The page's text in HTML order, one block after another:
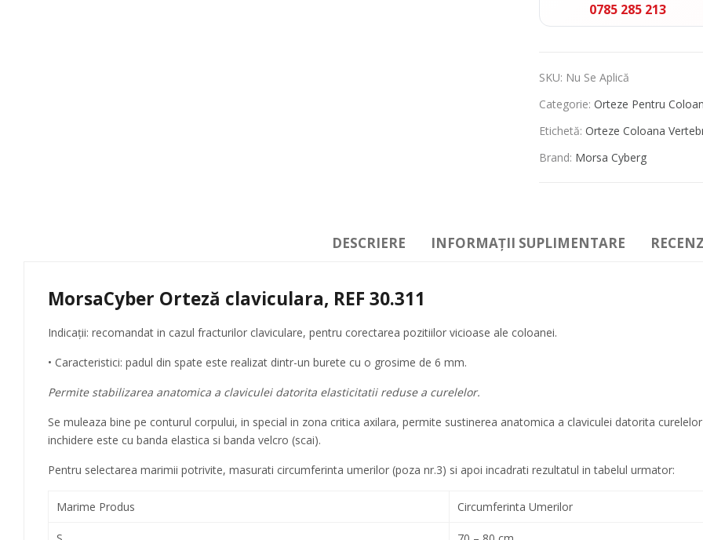
0785 285 213
SKU: Nu Se Aplică
Categorie: Orteze Pentru
Etichetă: Orteze Coloana
Brand: Morsa Cyberg
DESCRIERE INFORMAȚII SUPLIMENTARE
MorsaCyber Orteză claviculara, REF 30.311
Indicaţii: recomandat in cazul fracturilor claviculare, pentru corectarea pozitiilor vicioase ale coloanei.
• Caracteristici: padul din spate este realizat dintr-un burete cu o grosime de 6 mm.
Permite stabilizarea anatomica a claviculei datorita elasticitatii reduse a curelelor.
Se muleaza bine pe conturul corpului, in special in zona critica axilara, permite sustinerea anatomica a claviculei datorita
inchidere este cu banda elastica si banda velcro (scai).
Pentru selectarea marimii potrivite, masurati circumferinta umerilor (poza nr.3) si apoi incadrati rezultatul in tabelul urmator:
Marime Produs Circumferinta Umerilor